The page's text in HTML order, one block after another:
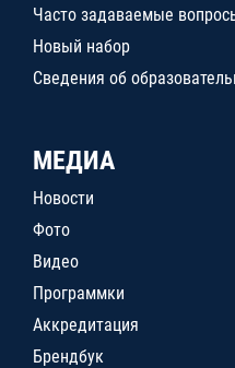
Часто задаваемые
Новый набор
Сведения об
МЕДИА
Новости
Фото
Видео
Программки
Аккредитация
Брендбук